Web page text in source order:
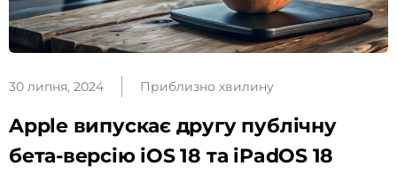
30 липня, 2024 Приблизно хвилину
Apple випускає другу публічну
бета-версію iOS 18 та iPadOS 18